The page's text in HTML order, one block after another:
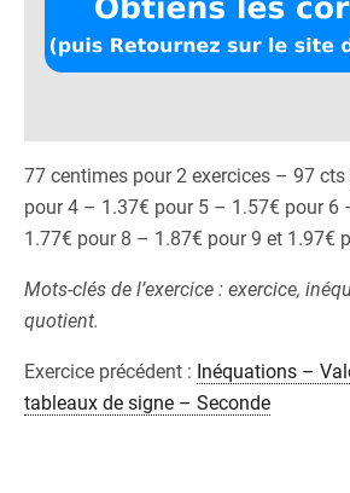
77 centimes pour 2 exercices – 97
pour 4 – 1.37€ pour 5 – 1.57€ pour 6
1.77€ pour 8 – 1.87€ pour 9 et 1.97€
Mots-clés de l’exercice : exercice,
quotient.
Exercice précédent : Inéquations –
tableaux de signe – Seconde